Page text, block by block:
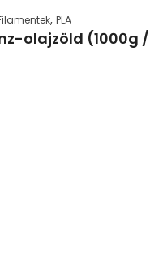
, PLA
olajzöld (1000g /